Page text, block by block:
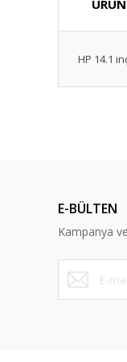
HP 14.1
Ürün
Ürün
Bu
E-BÜLTEN
Kampanya